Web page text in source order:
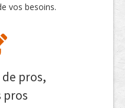
vos besoins.
pros,
pros